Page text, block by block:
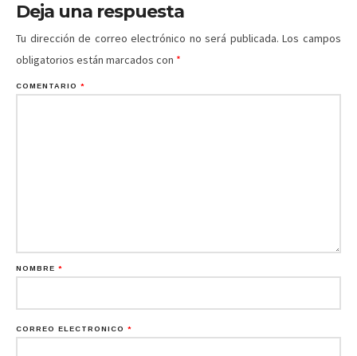
Deja una respuesta
Tu dirección de correo electrónico no será publicada. Los campos
obligatorios están marcados con *
COMENTARIO *
NOMBRE *
CORREO ELECTRÓNICO *